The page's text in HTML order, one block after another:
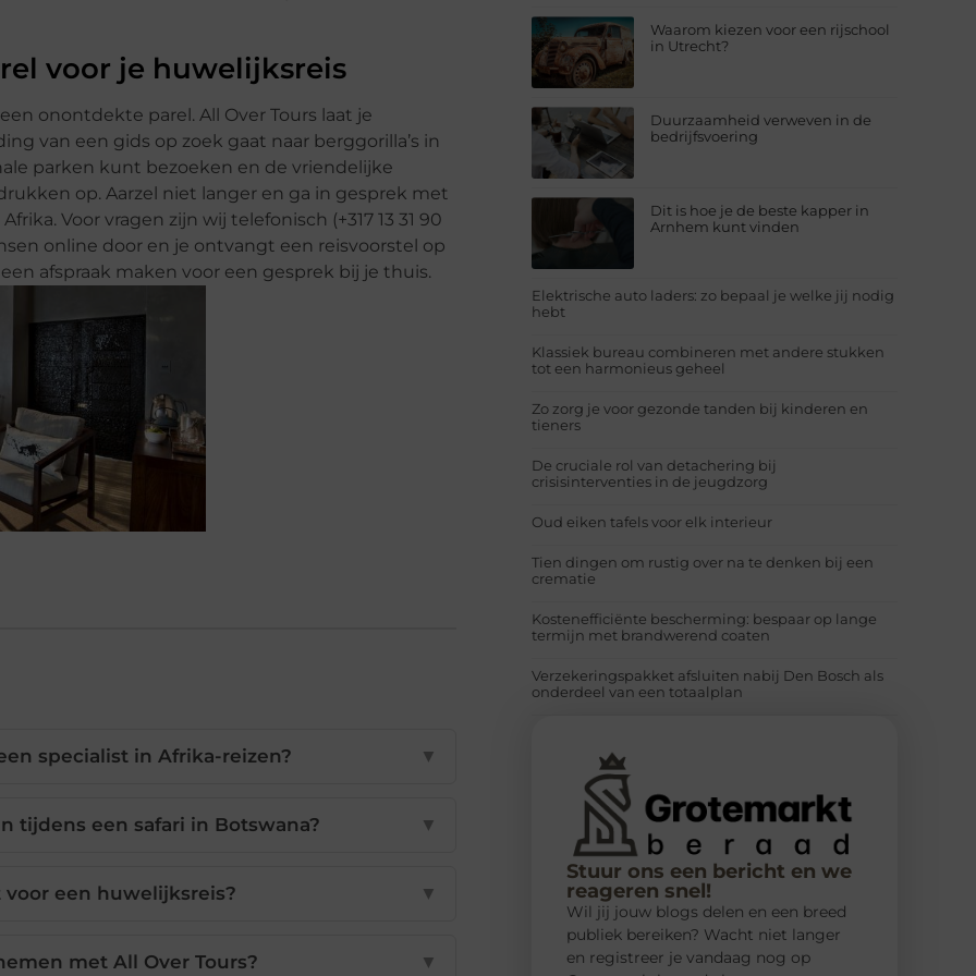
voor je huwelijksreis
onontdekte parel. All Over Tours laat je
van een gids op zoek gaat naar berggorilla’s in
parken kunt bezoeken en de vriendelijke
op. Aarzel niet langer en ga in gesprek met
Voor vragen zijn wij telefonisch (+317 13 31 90
online door en je ontvangt een reisvoorstel op
afspraak maken voor een gesprek bij je thuis.
specialist in Afrika-reizen? ▼
tijdens een safari in Botswana? ▼
een huwelijksreis? ▼
met All Over Tours? ▼
Waarom kiezen voor een rijschool
in Utrecht?
Duurzaamheid verweven in de
bedrijfsvoering
Dit is hoe je de beste kapper in
Arnhem kunt vinden
Elektrische auto laders: zo bepaal je welke jij nodig
hebt
Klassiek bureau combineren met andere stukken
tot een harmonieus geheel
Zo zorg je voor gezonde tanden bij kinderen en
tieners
De cruciale rol van detachering bij
crisisinterventies in de jeugdzorg
Oud eiken tafels voor elk interieur
Tien dingen om rustig over na te denken bij een
crematie
Kostenefficiënte bescherming: bespaar op lange
termijn met brandwerend coaten
Verzekeringspakket afsluiten nabij Den Bosch als
onderdeel van een totaalplan
Stuur ons een bericht en we
reageren snel!
Wil jij jouw blogs delen en een breed
publiek bereiken? Wacht niet langer
en registreer je vandaag nog op